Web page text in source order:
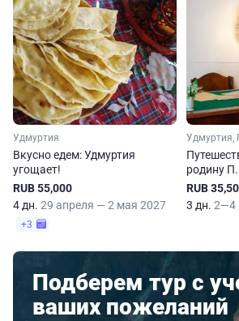
Удмуртия
Вкусно едем: Удмуртия
угощает!
RUB 55,000
4 дн. 29 апреля — 2 мая 2027
+3
Удмуртия,
родину
Ижевск —
RUB
3 дн. 2—4
Подберем тур с
ваших пожеланий